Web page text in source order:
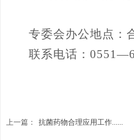
专委会办公地点：
联系电话：
上一篇： 抗菌药物合理应用工作......